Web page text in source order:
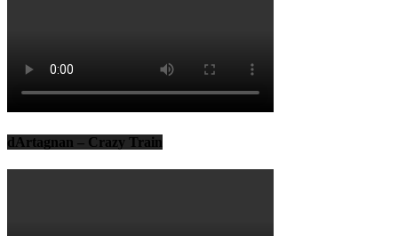
dArtagnan – Crazy Train